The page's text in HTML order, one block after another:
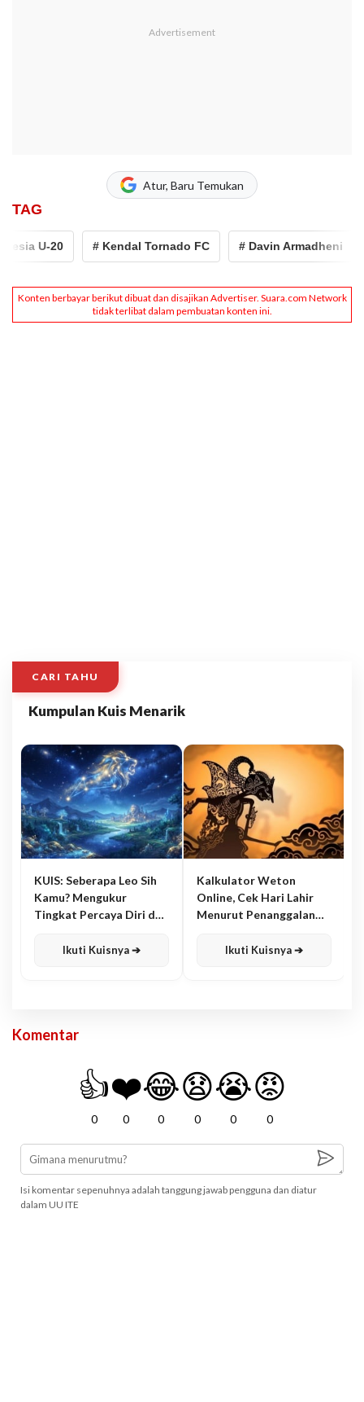
Atur, Baru Temukan
TAG
U-20 # Kendal Tornado FC # Davin Armadheni
CARI TAHU
Kumpulan Kuis Menarik
KUIS: Seberapa Leo Sih
Kamu? Mengukur
Tingkat Percaya Diri dan
Ikuti Kuisnya ➔
Kalkulator Weton
Online, Cek Hari Lahir
Menurut Penanggalan
Ikuti Kuisnya ➔
Komentar
👍
0
❤️
0
😂
0
😧
0
😭
0
😡
0
Isi komentar sepenuhnya adalah tanggung jawab pengguna dan diatur
dalam UU ITE